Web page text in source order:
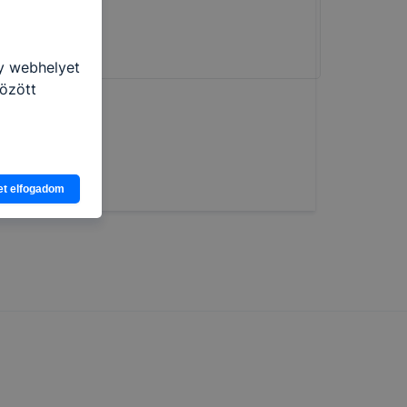
webhelyet
-
elfogadom